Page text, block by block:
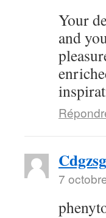
Your
and
Cdgzsg
7